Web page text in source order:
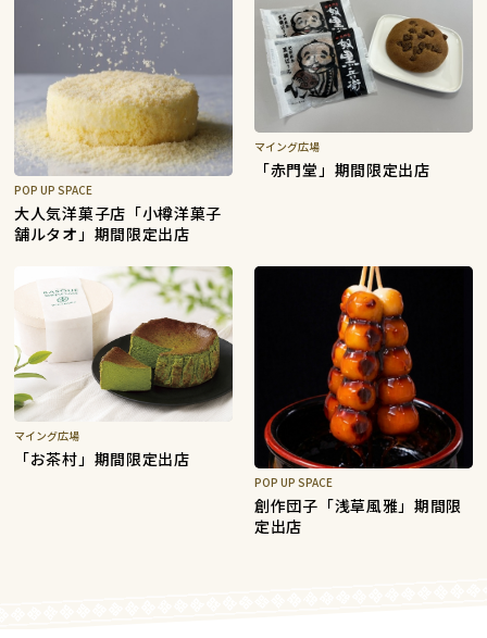
POP UP SPACE
大人気洋菓子店「小樽洋菓子
舗ルタオ」期間限定出店
マイング広場
「赤門堂」期間限定出店
マイング広場
「お茶村」期間限定出店
POP UP SPACE
創作団子「浅草風雅」期間限
定出店